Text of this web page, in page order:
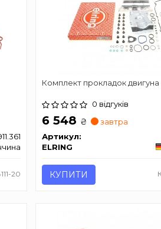
20
Комплект прокладок двигуна
0 відгуків
6 548 ₴
завтра
Артикул:
ELRING
КУПИТИ